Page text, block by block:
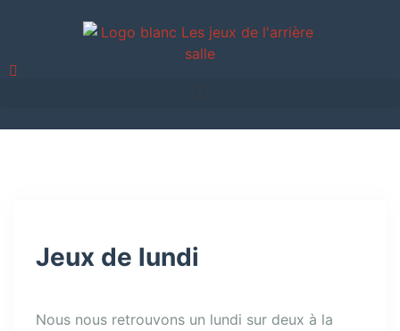
Jeux de lundi
Nous nous retrouvons un lundi sur deux à la